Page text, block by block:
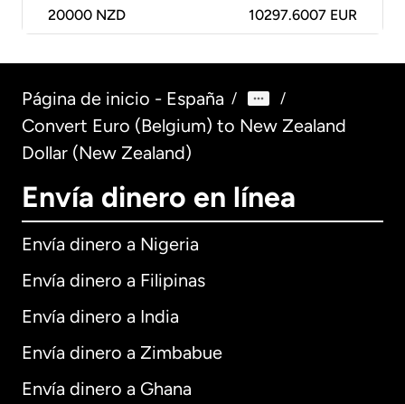
20000 NZD 10297.6007 EUR
Página de inicio - España / /
Convert Euro (Belgium) to New Zealand
Dollar (New Zealand)
Envía dinero en línea
Envía dinero a Nigeria
Envía dinero a Filipinas
Envía dinero a India
Envía dinero a Zimbabue
Envía dinero a Ghana